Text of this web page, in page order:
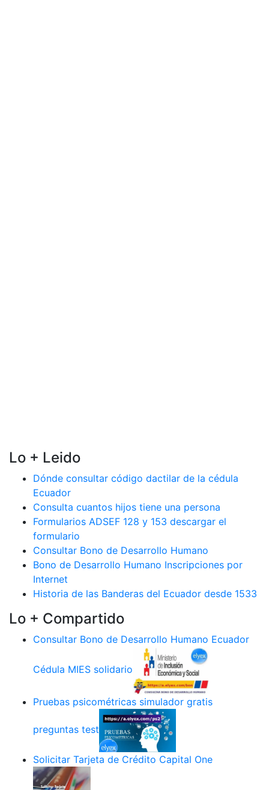
Lo + Leido
Dónde consultar código dactilar de la cédula
Ecuador
Consulta cuantos hijos tiene una persona
Formularios ADSEF 128 y 153 descargar el
formulario
Consultar Bono de Desarrollo Humano
Bono de Desarrollo Humano Inscripciones por
Internet
Historia de las Banderas del Ecuador desde 1533
Lo + Compartido
Consultar Bono de Desarrollo Humano Ecuador
Cédula MIES solidario
Pruebas psicométricas simulador gratis
preguntas test
Solicitar Tarjeta de Crédito Capital One